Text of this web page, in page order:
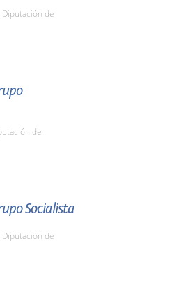
Diputación de
de
Socialista
Diputación de